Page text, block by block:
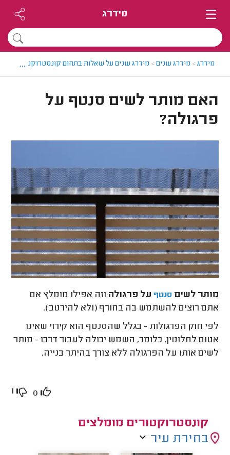
מידרג
מידרג> מידרג עונים> מידרג עונים על שאלות בתחום קונסטרוקטורים
...
האם מותר לשים סנטף על
פרגולה?
מותר לשים סנטף על פרגולה וזה אפילו מומלץ אם
אתם רוצים להשתמש בה בחורף (ולא להירטב).
לפי חוק הפרגולות - בגלל שהסנטף הוא קירוי שאינו
אטום לחלוטין, כלומר, השמש יכולה לעבור דרכו - מותר
לשים אותו על הפרגולה ללא צורך בהיתר בנייה.
0
1
קונסטרוקטורים מומלצים
בחירת עיר